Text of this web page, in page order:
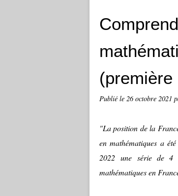
(première
Publié le 26 octobre 2021
"La position de la
en mathématiques a
2022 une série de 4
mathématiques en